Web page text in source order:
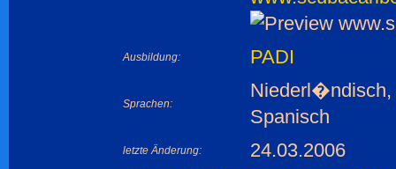
Ausbildung: PADI
Sprachen:
Spanisch
letzte Änderung: 24.03.2006